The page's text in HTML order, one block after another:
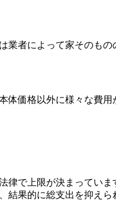
者によって家そのも
価格以外に様々な費
で上限が決まってい
果的に総支出を抑えら